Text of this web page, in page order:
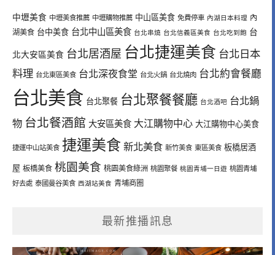
中壢美食 中壢美食推薦 中壢購物推薦 中山區美食 免費停車 內湖日本料理 內
湖美食 台中美食 台北中山區美食 台北串燒 台北信義區美食 台北吃到飽 台
北大安區美食 台北居酒屋 台北捷運美食 台北日本
料理 台北東區美食 台北深夜食堂 台北火鍋 台北燒肉 台北約會餐廳
台北美食 台北聚餐 台北聚餐餐廳 台北酒吧 台北鍋
物 台北餐酒館 大安區美食 大江購物中心 大江購物中心美食
捷運中山站美食 捷運美食 新北美食 新竹美食 東區美食 板橋居酒
屋 板橋美食 桃園美食 桃園美食綠洲 桃園聚餐 桃園青埔一日遊 桃園青埔
好去處 泰國曼谷美食 西湖站美食 青埔商圈
最新推播訊息